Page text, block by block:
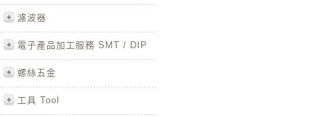
濾波器
電子產品加工服務 SMT / DIP
螺絲五金
工具 Tool